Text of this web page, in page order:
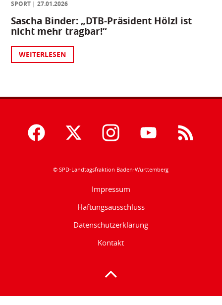
SPORT
27.01.2026
Sascha Binder: „DTB-Präsident Hölzl ist
nicht mehr tragbar!“
WEITERLESEN
© SPD-Landtagsfraktion Baden-Württemberg
Impressum
Haftungsausschluss
Datenschutzerklärung
Kontakt